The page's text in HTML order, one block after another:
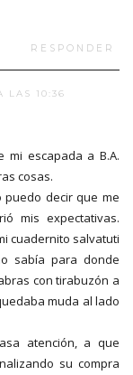
RESPONDER
LAS 10:36
mi escapada a B.A.
cosas.
puedo decir que me
mis expectativas.
cuadernito salvatuti
sabía para donde
con tirabuzón a
muda al lado
atención, a que
su compra